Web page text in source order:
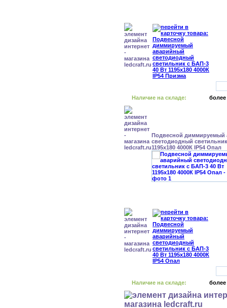
Наличие на складе: более
Подвесной диммируемый
светодиодный
1195x180 4000К IP54 Опал
Наличие на складе: более